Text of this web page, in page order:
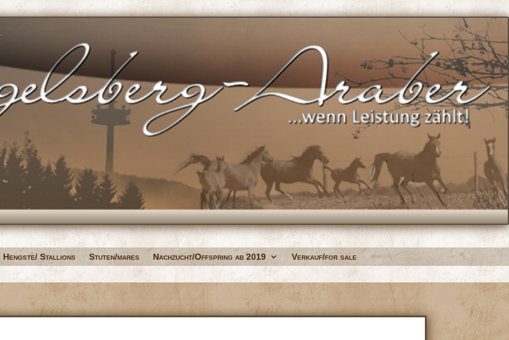
Hengste/ Stallions Stuten/mares Nachzucht/Offspring ab 2019 Verkauf/for sale